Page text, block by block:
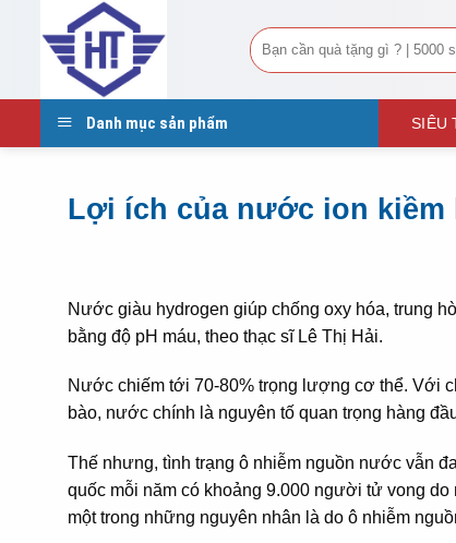
Tìm
kiếm:
Danh mục sản phẩm SIÊU
Lợi ích của nước ion
Nước giàu hydrogen giúp chống oxy hóa, trung
bằng độ pH máu, theo thạc sĩ Lê Thị Hải.
Nước chiếm tới 70-80% trọng lượng cơ thể. Với
bào, nước chính là nguyên tố quan trọng hàng
Thế nhưng, tình trạng ô nhiễm nguồn nước vẫn
quốc mỗi năm có khoảng 9.000 người tử vong
một trong những nguyên nhân là do ô nhiễm